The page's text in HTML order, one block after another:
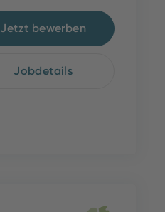
Jetzt bewerben
Jobdetails